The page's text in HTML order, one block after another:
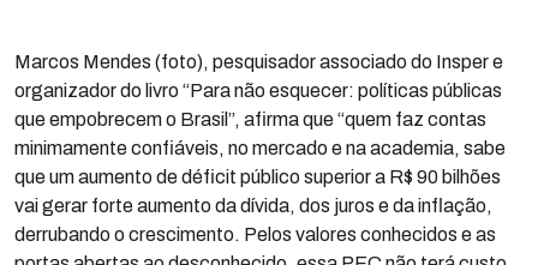
Marcos Mendes (foto), pesquisador associado do Insper e
organizador do livro “Para não esquecer: políticas públicas
que empobrecem o Brasil”, afirma que “quem faz contas
minimamente confiáveis, no mercado e na academia, sabe
que um aumento de déficit público superior a R$ 90 bilhões
vai gerar forte aumento da dívida, dos juros e da inflação,
derrubando o crescimento. Pelos valores conhecidos e as